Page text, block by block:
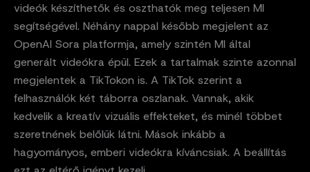
videók készíthetők és oszthatók meg teljesen MI
segítségével. Néhány nappal később megjelent az
OpenAI Sora platformja, amely szintén MI által
generált videókra épül. Ezek a tartalmak szinte azonnal
megjelentek a TikTokon is. A TikTok szerint a
felhasználók két táborra oszlanak. Vannak, akik
kedvelik a kreatív vizuális effekteket, és minél többet
szeretnének belőlük látni. Mások inkább a
hagyományos, emberi videókra kíváncsiak. A beállítás